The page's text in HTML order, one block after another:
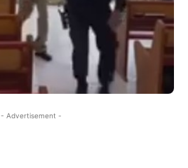
- Advertisement -